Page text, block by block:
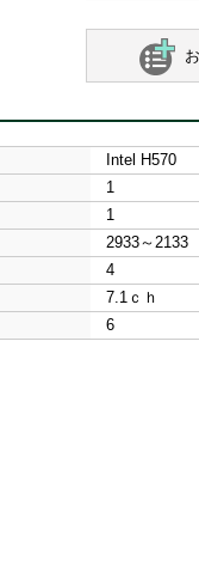
Intel H570
1
1
2933～2133
4
7.1ｃｈ
6